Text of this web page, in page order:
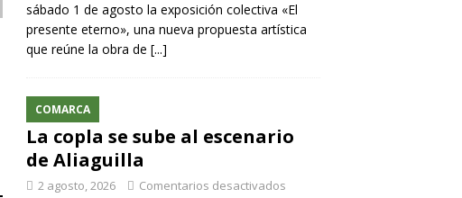
sábado 1 de agosto la exposición colectiva «El
presente eterno», una nueva propuesta artística
que reúne la obra de [...]
COMARCA
La copla se sube al escenario
de Aliaguilla
2 agosto, 2026 Comentarios desactivados